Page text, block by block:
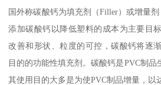
国外称碳酸钙为填充剂（Filler）或增量剂
添加碳酸钙以降低塑料的成本为主要目
改善和形状、粒度的可控，碳酸钙将逐
目的的功能性填充剂。碳酸钙是PVC制品
其使用目的大多是为使PVC制品增量，以